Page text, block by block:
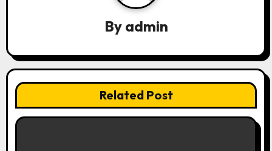
t
i
o
n
By admin
Related Post